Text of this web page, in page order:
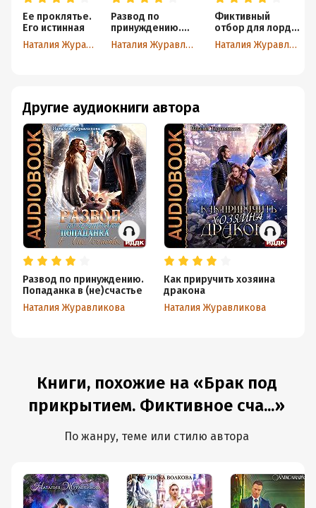
язвительных, но очень харизматичных героев.
не всегда можно доверять, имхо.
Книга шикарная. Я с удовольствием окунулась в
дипломатические разборки, прошла вместе с Дарьей
портит.
Ее проклятье.
Его истинная
Наталия Журавликова
Развод по
принуждению.
Попаданка в
(не)счастье
Наталия Журавликова
Фиктивный
отбор для лорда-
чернокнижника Наталия Журавликова
Другие аудиокниги автора
Развод по принуждению.
Попаданка в (не)счастье
Наталия Журавликова
Как приручить хозяина
дракона
Наталия Журавликова
Книги, похожие на «Брак под
прикрытием. Фиктивное сча...»
По жанру, теме или стилю автора